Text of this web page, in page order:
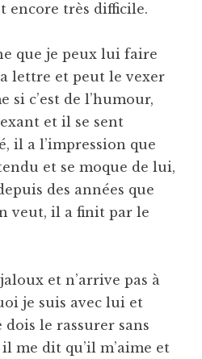
encore très difficile.
que je peux lui faire
lettre et peut le vexer
si c’est de l’humour,
et il se sent
il a l’impression que
et se moque de lui,
des années que
veut, il a finit par le
et n’arrive pas à
je suis avec lui et
le rassurer sans
me dit qu’il m’aime et